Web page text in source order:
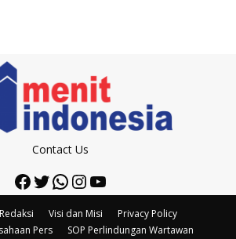
Contact Us
Facebook
Twitter
WhatsApp
Instagram
YouTube
Redaksi Visi dan Misi
Privacy Policy
Pers
SOP Perlindungan Wartawan